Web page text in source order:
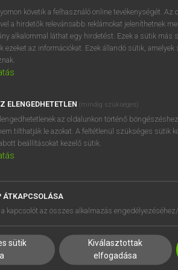
SÚGÓ
RÓLUNK
SÜTI BEÁLLÍTÁSOK
követik a felhasználó online tevékenységét. Az
a hirdetők relevánsabb reklámokat jeleníthetnek
alkalommal láthat egy hirdetést. Ezek a sütik más
ezeket az információkat. Ezek állandó sütik,
ELENGEDHETETLEN (mindig szükséges)
az oldalunkon történő
tilthatják le azokat. A feltétlenül szükséges sütik
beállításokat kezelő sütik.
ÁTKAPCSOLÁSA
kapcsolót az összes alkalmazás
sütik
Kiválasztottak
elfogadása